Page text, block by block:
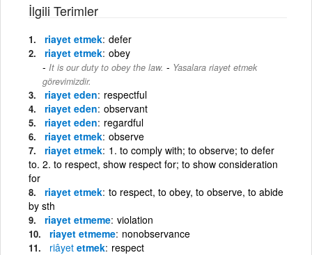
İlgili Terimler
riayet etmek defer
riayet etmek obey
It is our duty to obey the law. - Yasalara riayet etmek
görevimizdir.
riayet eden respectful
riayet eden observant
riayet eden regardful
riayet etmek observe
riayet etmek 1. to comply with; to observe; to defer
to. 2. to respect, show respect for; to show consideration
for
riayet etmek to respect, to obey, to observe, to abide
by sth
riayet etmeme violation
riayet etmeme nonobservance
riâyet etmek respect